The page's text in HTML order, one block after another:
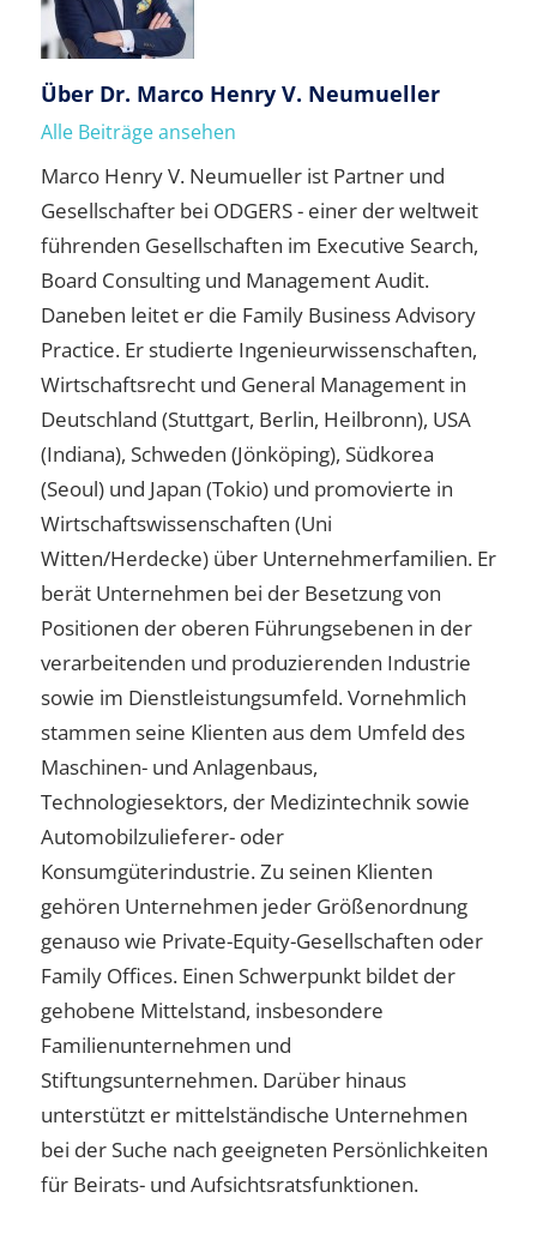
Über Dr. Marco Henry V. Neumueller
Alle Beiträge ansehen
Marco Henry V. Neumueller ist Partner und
Gesellschafter bei ODGERS - einer der weltweit
führenden Gesellschaften im Executive Search,
Board Consulting und Management Audit.
Daneben leitet er die Family Business Advisory
Practice. Er studierte Ingenieurwissenschaften,
Wirtschaftsrecht und General Management in
Deutschland (Stuttgart, Berlin, Heilbronn), USA
(Indiana), Schweden (Jönköping), Südkorea
(Seoul) und Japan (Tokio) und promovierte in
Wirtschaftswissenschaften (Uni
Witten/Herdecke) über Unternehmerfamilien. Er
berät Unternehmen bei der Besetzung von
Positionen der oberen Führungsebenen in der
verarbeitenden und produzierenden Industrie
sowie im Dienstleistungsumfeld. Vornehmlich
stammen seine Klienten aus dem Umfeld des
Maschinen- und Anlagenbaus,
Technologiesektors, der Medizintechnik sowie
Automobilzulieferer- oder
Konsumgüterindustrie. Zu seinen Klienten
gehören Unternehmen jeder Größenordnung
genauso wie Private-Equity-Gesellschaften oder
Family Offices. Einen Schwerpunkt bildet der
gehobene Mittelstand, insbesondere
Familienunternehmen und
Stiftungsunternehmen. Darüber hinaus
unterstützt er mittelständische Unternehmen
bei der Suche nach geeigneten Persönlichkeiten
für Beirats- und Aufsichtsratsfunktionen.